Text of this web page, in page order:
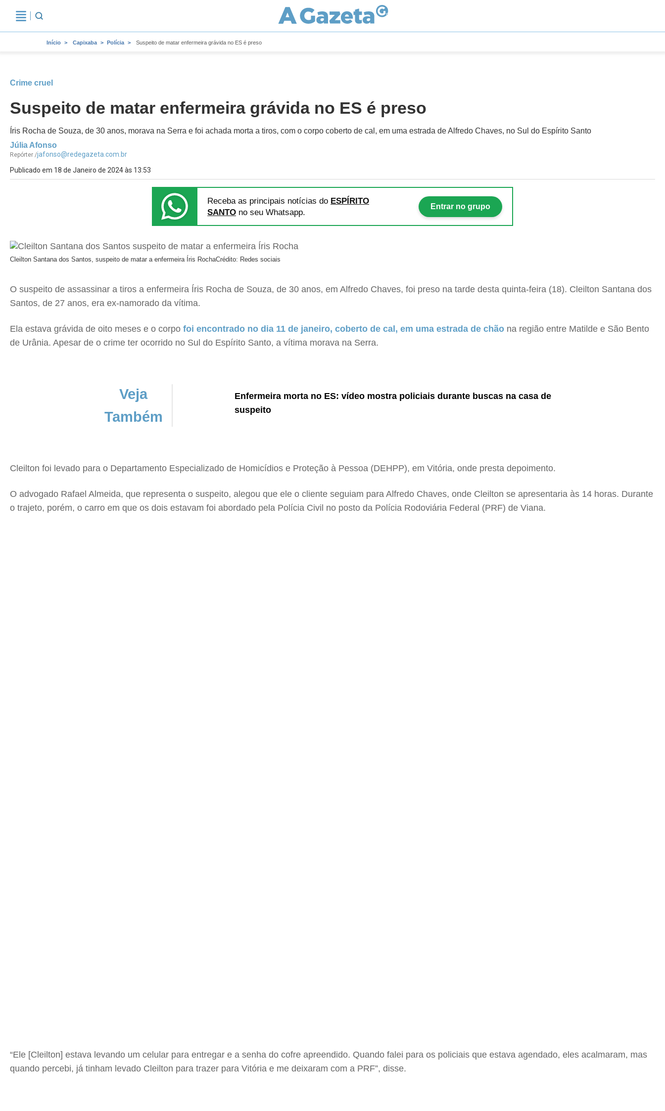
Início Capixaba Polícia Suspeito de matar enfermeira grávida no ES é preso
Crime cruel
Suspeito de matar enfermeira grávida no ES é preso
Íris Rocha de Souza, de 30 anos, morava na Serra e foi achada morta a tiros, com o corpo coberto de cal, em uma estrada de Alfredo Chaves, no Sul do Espírito Santo
Júlia Afonso
Repórter /jafonso@redegazeta.com.br
Publicado em 18 de Janeiro de 2024 às 13:53
Receba as principais notícias do ESPÍRITO
SANTO no seu Whatsapp.
Entrar no grupo
Cleilton Santana dos Santos, suspeito de matar a enfermeira Íris RochaCrédito: Redes sociais
O suspeito de assassinar a tiros a enfermeira Íris Rocha de Souza, de 30 anos, em Alfredo Chaves, foi preso na tarde desta quinta-feira (18). Cleilton Santana dos
Santos, de 27 anos, era ex-namorado da vítima.
Ela estava grávida de oito meses e o corpo foi encontrado no dia 11 de janeiro, coberto de cal, em uma estrada de chão na região entre Matilde e São Bento
de Urânia. Apesar de o crime ter ocorrido no Sul do Espírito Santo, a vítima morava na Serra.
Veja
Também
Enfermeira morta no ES: vídeo mostra policiais durante buscas na casa de
suspeito
Cleilton foi levado para o Departamento Especializado de Homicídios e Proteção à Pessoa (DEHPP), em Vitória, onde presta depoimento.
O advogado Rafael Almeida, que representa o suspeito, alegou que ele o cliente seguiam para Alfredo Chaves, onde Cleilton se apresentaria às 14 horas. Durante
o trajeto, porém, o carro em que os dois estavam foi abordado pela Polícia Civil no posto da Polícia Rodoviária Federal (PRF) de Viana.
“Ele [Cleilton] estava levando um celular para entregar e a senha do cofre apreendido. Quando falei para os policiais que estava agendado, eles acalmaram, mas
quando percebi, já tinham levado Cleilton para trazer para Vitória e me deixaram com a PRF”, disse.